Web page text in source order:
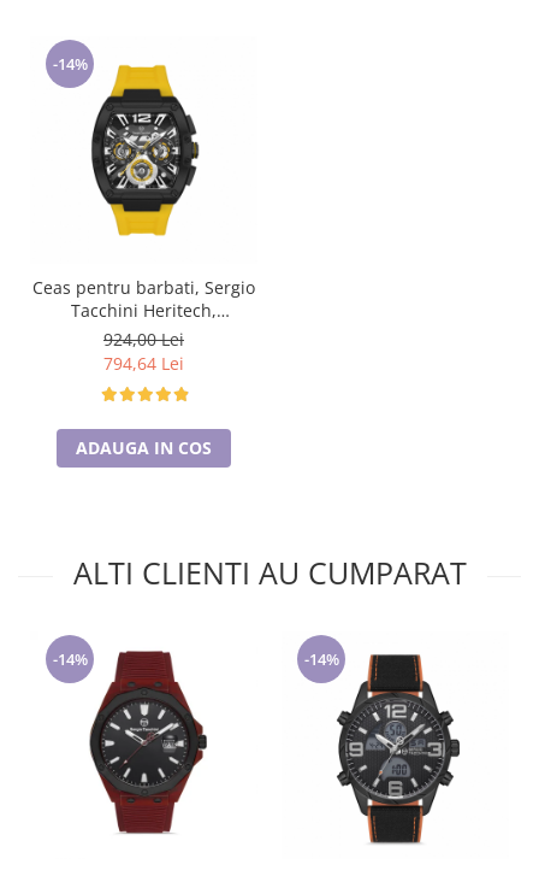
-14%
Ceas pentru barbati, Sergio
Tacchini Heritech,
ST.3.10003.4
924,00 Lei
794,64 Lei
ADAUGA IN COS
ALTI CLIENTI AU CUMPARAT
-14% -14%